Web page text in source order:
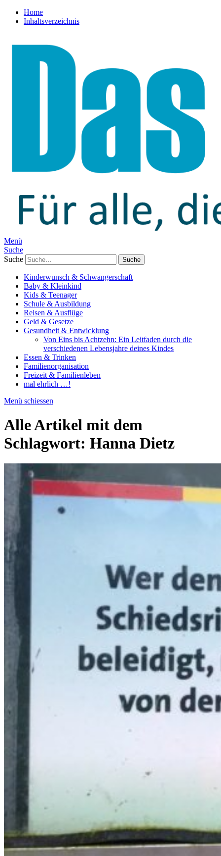
Home
Inhaltsverzeichnis
Menü
Suche
Suche
Kinderwunsch & Schwangerschaft
Baby & Kleinkind
Kids & Teenager
Schule & Ausbildung
Reisen & Ausflüge
Geld & Gesetze
Gesundheit & Entwicklung
Von Eins bis Achtzehn: Ein Leitfaden durch die
verschiedenen Lebensjahre deines Kindes
Essen & Trinken
Familienorganisation
Freizeit & Familienleben
mal ehrlich …!
Menü schiessen
Alle Artikel mit dem
Schlagwort: Hanna Dietz